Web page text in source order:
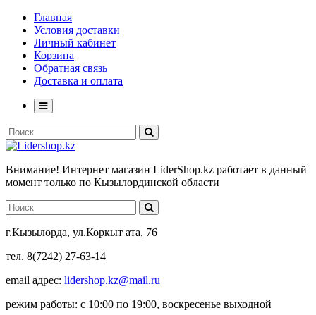
Главная
Условия доставки
Личный кабинет
Корзина
Обратная связь
Доставка и оплата
Внимание! Интернет магазин LiderShop.kz работает в данный
момент только по Кызылординской области
г.Кызылорда, ул.Коркыт ата, 76
тел. 8(7242) 27-63-14
email адрес: lidershop.kz@mail.ru
режим работы: с 10:00 по 19:00, воскресенье выходной